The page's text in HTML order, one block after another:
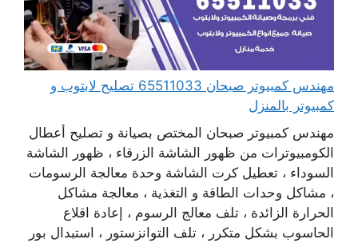
مهندس كمبيوتر صبحان 65511033 تصليح لابتوب و
كمبيوتر بالمنزل
مهندس كمبيوتر صبحان المختص بصيانة و تصليح أعطال
الكومبيوترات من ظهور الشاشة الزرقاء ، ظهور الشاشة
السوداء ، تعطيل كرت الشاشة وحدة معالجة الرسومات
، مشاكل وحدات الطاقة و التغذية ، معالجة مشاكل
الحرارة الزائدة ، تلف معالج الرسوم ، إعادة اقلاع
الحاسوب بشكل متكرر ، تلف التوانزستور ، استبدال بور